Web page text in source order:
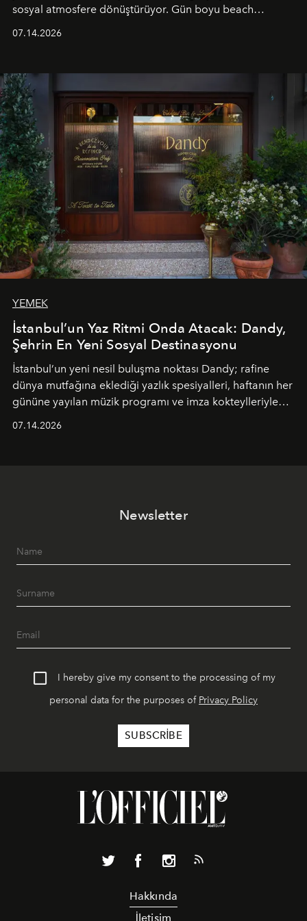
sosyal atmosfere dönüştürüyor. Gün boyu beach
tematik gastronomi geceleri misafirlerle buluşuyor.
Paylaşıma, lezzete ve müziğe odaklanan bu özel
akşamlar, YAZ’ın sade lüks anlayışını gün batımından
geceye taşıyarak her hafta farklı bir deneyim sunuyor.
07.14.2026
YEMEK
İstanbul’un Yaz Ritmi Onda Atacak: Dandy,
Şehrin En Yeni Sosyal Destinasyonu
İstanbul’un yeni nesil buluşma noktası Dandy; rafine
dünya mutfağına eklediği yazlık spesiyalleri, haftanın her
gününe yayılan müzik programı ve imza kokteylleriyle
07.14.2026
Newsletter
I hereby give my consent to the processing of my
personal data for the purposes of Privacy Policy
Hakkında
İletişim